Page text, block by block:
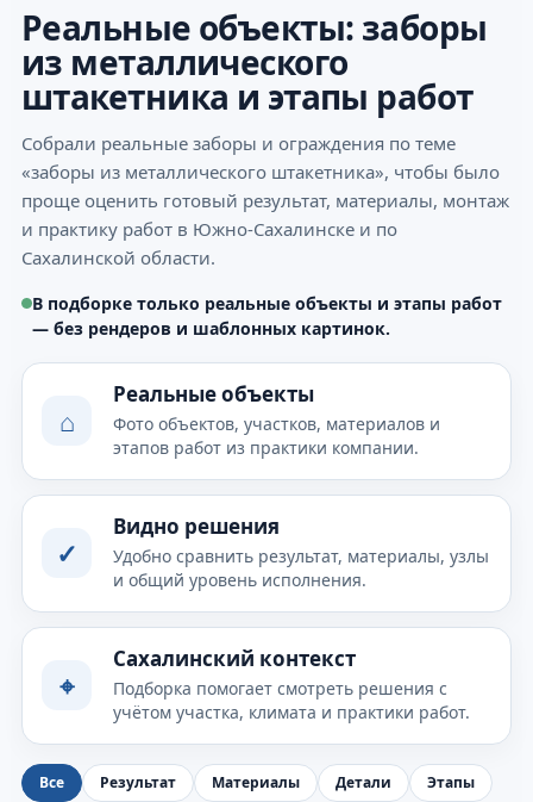
Реальные объекты: заборы
из металлического
штакетника и этапы работ
Собрали реальные заборы и ограждения по теме
«заборы из металлического штакетника», чтобы было
проще оценить готовый результат, материалы, монтаж
и практику работ в Южно-Сахалинске и по
Сахалинской области.
В подборке только реальные объекты и этапы работ
— без рендеров и шаблонных картинок.
⌂
Реальные объекты
Фото объектов, участков, материалов и
этапов работ из практики компании.
✓
Видно решения
Удобно сравнить результат, материалы, узлы
и общий уровень исполнения.
⌖
Сахалинский контекст
Подборка помогает смотреть решения с
учётом участка, климата и практики работ.
Все Результат Материалы Детали Этапы